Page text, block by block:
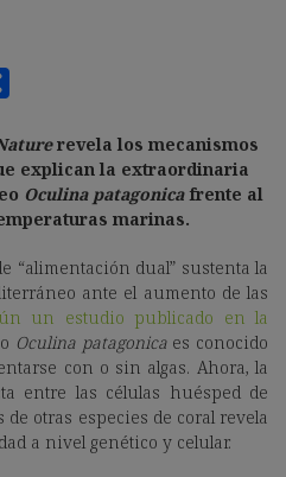
revela los mecanismos
explican la extraordinaria
Oculina patagonicafrente al
marinas.
“alimentación dual” sustenta la
ante el aumento de las
un estudio publicado en la
Oculina patagonicaes conocido
con o sin algas. Ahora, la
entre las células huésped de
de otras especies de coral revela
a nivel genético y celular.